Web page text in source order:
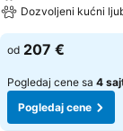
Dozvoljeni kućni
od 207 €
Pogledaj cene sa 4
Pogledaj cene